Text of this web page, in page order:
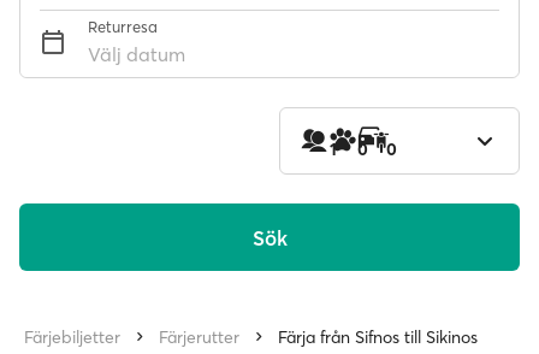
Returresa
Välj datum
1 0 0
Sök
Färjebiljetter Färjerutter Färja från Sifnos till Sikinos